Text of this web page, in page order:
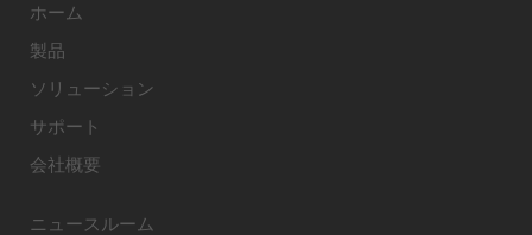
ホーム
製品
ソリューション
サポート
会社概要
ニュースルーム